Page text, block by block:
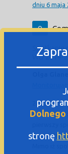
dniu 6 maja
0
WD 2014-
24
Komitetu
pierwszy
Komitetu z
Dolnego
stronę